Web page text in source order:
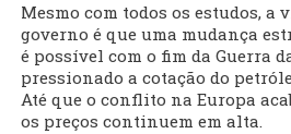
Mesmo com todos os estudos, a
governo é que uma mudança
é possível com o fim da Guerra
pressionado a cotação do
Até que o conflito na Europa
os preços continuem em alta.